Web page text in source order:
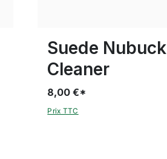
Suede Nubuck
Cleaner
8,00 €*
Prix TTC